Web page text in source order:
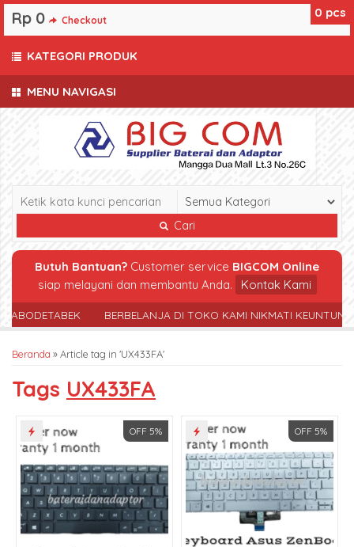
MENU NAVIGASI
Cari
Butuh Bantuan? Customer service BIGCOM Online
siap melayani dan membantu Anda.
Kontak Kami
BERBELANJA DI TOKO KAMI NIKMATI
Beranda »Article tag in 'UX433FA'
Tags UX433FA
OFF 5% OFF 5%
0 pcs
Rp 0 Checkout
KATEGORI PRODUK